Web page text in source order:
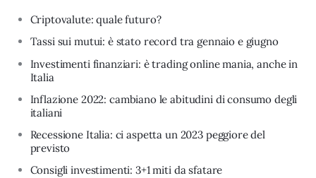
Criptovalute: quale futuro?
Tassi sui mutui: è stato record tra gennaio e giugno
Investimenti finanziari: è trading online mania, anche in
Italia
Inflazione 2022: cambiano le abitudini di consumo degli
italiani
Recessione Italia: ci aspetta un 2023 peggiore del
previsto
Consigli investimenti: 3+1 miti da sfatare